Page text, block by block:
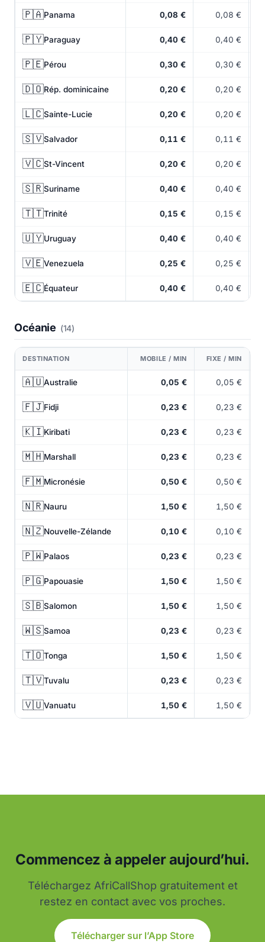
🇵🇦Panama 0,08 € 0,08 €
🇵🇾Paraguay 0,40 € 0,40 €
🇵🇪Pérou 0,30 € 0,30 €
🇩🇴Rép. dominicaine 0,20 € 0,20 €
🇱🇨Sainte-Lucie 0,20 € 0,20 €
🇸🇻Salvador 0,11 € 0,11 €
🇻🇨St-Vincent 0,20 € 0,20 €
🇸🇷Suriname 0,40 € 0,40 €
🇹🇹Trinité 0,15 € 0,15 €
🇺🇾Uruguay 0,40 € 0,40 €
🇻🇪Venezuela 0,25 € 0,25 €
🇪🇨Équateur 0,40 € 0,40 €
Océanie (14)
DESTINATION MOBILE / MIN FIXE / MIN
🇦🇺Australie 0,05 € 0,05 €
🇫🇯Fidji 0,23 € 0,23 €
🇰🇮Kiribati 0,23 € 0,23 €
🇲🇭Marshall 0,23 € 0,23 €
🇫🇲Micronésie 0,50 € 0,50 €
🇳🇷Nauru 1,50 € 1,50 €
🇳🇿Nouvelle-Zélande 0,10 € 0,10 €
🇵🇼Palaos 0,23 € 0,23 €
🇵🇬Papouasie 1,50 € 1,50 €
🇸🇧Salomon 1,50 € 1,50 €
🇼🇸Samoa 0,23 € 0,23 €
🇹🇴Tonga 1,50 € 1,50 €
🇹🇻Tuvalu 0,23 € 0,23 €
🇻🇺Vanuatu 1,50 € 1,50 €
Commencez à appeler aujourd’hui.
Téléchargez AfriCallShop gratuitement et
restez en contact avec vos proches.
Télécharger sur l’App Store